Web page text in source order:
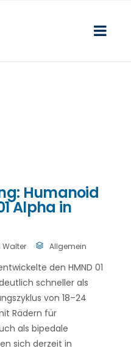
Humanoid
Alpha in
Allgemein
den HMND 01
schneller als
von 18–24
Rädern für
als bipedale
sich derzeit in